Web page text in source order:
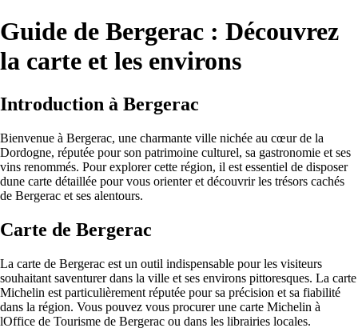
Guide de Bergerac : Découvrez
la carte et les environs
Introduction à Bergerac
Bienvenue à Bergerac, une charmante ville nichée au cœur de la
Dordogne, réputée pour son patrimoine culturel, sa gastronomie et ses
vins renommés. Pour explorer cette région, il est essentiel de disposer
dune carte détaillée pour vous orienter et découvrir les trésors cachés
de Bergerac et ses alentours.
Carte de Bergerac
La carte de Bergerac est un outil indispensable pour les visiteurs
souhaitant saventurer dans la ville et ses environs pittoresques. La carte
Michelin est particulièrement réputée pour sa précision et sa fiabilité
dans la région. Vous pouvez vous procurer une carte Michelin à
lOffice de Tourisme de Bergerac ou dans les librairies locales.